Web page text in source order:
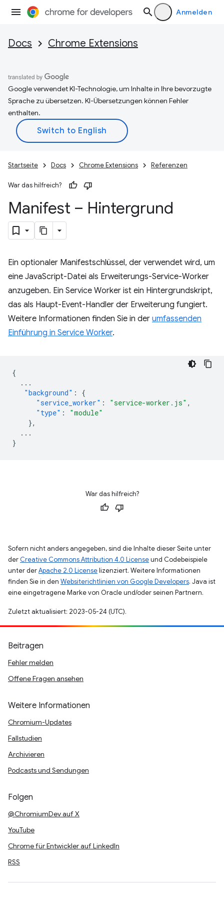
Anmelden
Docs Chrome Extensions
Google verwendet KI-Technologie, um Inhalte in Ihre bevorzugte
Sprache zu übersetzen. KI-Übersetzungen können Fehler
enthalten.
Startseite Docs Chrome Extensions Referenzen
War das hilfreich?
Manifest – Hintergrund
Ein optionaler Manifestschlüssel, der verwendet wird, um
eine JavaScript-Datei als Erweiterungs-Service-Worker
anzugeben. Ein Service Worker ist ein Hintergrundskript,
das als Haupt-Event-Handler der Erweiterung fungiert.
Weitere Informationen finden Sie in der umfassenden
Einführung in Service Worker.
{
...
"background" :
{
"service_worker" : "service-worker.js" ,
"type" :
"module"
},
...
}
War das hilfreich?
Sofern nicht anders angegeben, sind die Inhalte dieser Seite unter
der Creative Commons Attribution 4.0 Licenseund Codebeispiele
unter derApache 2.0 Licenselizenziert. Weitere Informationen
finden Sie in den Websiterichtlinien von Google Developers. Java ist
eine eingetragene Marke von Oracle und/oder seinen Partnern.
Zuletzt aktualisiert: 2023-05-24 (UTC).
Beitragen
Fehler melden
Offene Fragen ansehen
Weitere Informationen
Chromium-Updates
Fallstudien
Archivieren
Podcasts und Sendungen
Folgen
@ChromiumDev auf X
YouTube
Chrome für Entwickler auf LinkedIn
RSS